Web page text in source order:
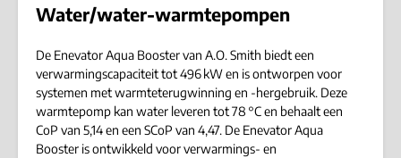
Water/water-warmtepompen
De Enevator Aqua Booster van A.O. Smith biedt een
verwarmingscapaciteit tot 496 kW en is ontworpen voor
systemen met warmteterugwinning en -hergebruik. Deze
warmtepomp kan water leveren tot 78 °C en behaalt een
CoP van 5,14 en een SCoP van 4,47. De Enevator Aqua
Booster is ontwikkeld voor verwarmings- en